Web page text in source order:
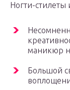
Ногти-
маникюр
Большой